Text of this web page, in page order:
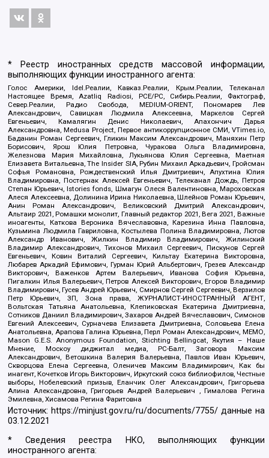
* Реестр иностранных средств массовой информации,
выполняющих функции иностранного агента:
Голос Америки, Idel.Реалии, Кавказ.Реалии, Крым.Реалии, Телеканал
Настоящее Время, Azatliq Radiosi, PCE/PC, Сибирь.Реалии, Фактограф,
Север.Реалии, Радио Свобода, MEDIUM-ORIENT, Пономарев Лев
Александрович, Савицкая Людмила Алексеевна, Маркелов Сергей
Евгеньевич, Камалягин Денис Николаевич, Апахончич Дарья
Александровна, Medusa Project, Первое антикоррупционное СМИ, VTimes.io,
Баданин Роман Сергеевич, Гликин Максим Александрович, Маняхин Петр
Борисович, Ярош Юлия Петровна, Чуракова Ольга Владимировна,
Железнова Мария Михайловна, Лукьянова Юлия Сергеевна, Маетная
Елизавета Витальевна, The Insider SIA, Рубин Михаил Аркадьевич, Гройсман
Софья Романовна, Рождественский Илья Дмитриевич, Апухтина Юлия
Владимировна, Постернак Алексей Евгеньевич, Телеканал Дождь, Петров
Степан Юрьевич, Istories fonds, Шмагун Олеся Валентиновна, Мароховская
Алеся Алексеевна, Долинина Ирина Николаевна, Шлейнов Роман Юрьевич,
Анин Роман Александрович, Великовский Дмитрий Александрович,
Альтаир 2021, Ромашки монолит, Главный редактор 2021, Вега 2021, Важные
иноагенты, Каткова Вероника Вячеславовна, Карезина Инна Павловна,
Кузьмина Людмила Гавриловна, Костылева Полина Владимировна, Лютов
Александр Иванович, Жилкин Владимир Владимирович, Жилинский
Владимир Александрович, Тихонов Михаил Сергеевич, Пискунов Сергей
Евгеньевич, Ковин Виталий Сергеевич, Кильтау Екатерина Викторовна,
Любарев Аркадий Ефимович, Гурман Юрий Альбертович, Грезев Александр
Викторович, Важенков Артем Валерьевич, Иванова София Юрьевна,
Пигалкин Илья Валерьевич, Петров Алексей Викторович, Егоров Владимир
Владимирович, Гусев Андрей Юрьевич, Смирнов Сергей Сергеевич, Верзилов
Петр Юрьевич, ЗП, Зона права, ЖУРНАЛИСТ-ИНОСТРАННЫЙ АГЕНТ,
Вольтская Татьяна Анатольевна, Клепиковская Екатерина Дмитриевна,
Сотников Даниил Владимирович, Захаров Андрей Вячеславович, Симонов
Евгений Алексеевич, Сурначева Елизавета Дмитриевна, Соловьева Елена
Анатольевна, Арапова Галина Юрьевна, Перл Роман Александрович, МЕМО,
Mason G.E.S. Anonymous Foundation, Stichting Bellingcat, Якутия – Наше
Мнение, Москоу диджитал медиа, РС-Балт, Заговора Максим
Александрович, Ветошкина Валерия Валерьевна, Павлов Иван Юрьевич,
Скворцова Елена Сергеевна, Оленичев Максим Владимирович, Как бы
инагент, Кочетков Игорь Викторович, Иркутский союз библиофилов, Честные
выборы, Нобелевский призыв, Еланчик Олег Александрович, Григорьева
Алина Александровна, Григорьев Андрей Валерьевич , Гималова Регина
Эмилевна, Хисамова Регина Фаритовна
Источник: https://minjust.gov.ru/ru/documents/7755/ данные на
03.12.2021
* Сведения реестра НКО, выполняющих функции
иностранного агента: